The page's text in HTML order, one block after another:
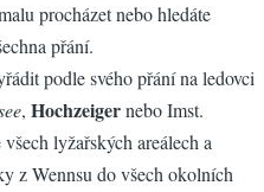
procházet nebo hledáte
přání.
podle svého přání na ledovci
, Hochzeigernebo Imst.
lyžařských areálech a
z Wennsu do všech okolních